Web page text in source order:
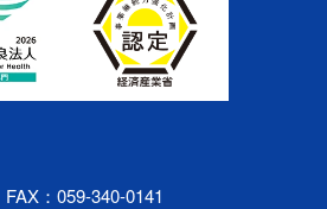
FAX：059-340-0141